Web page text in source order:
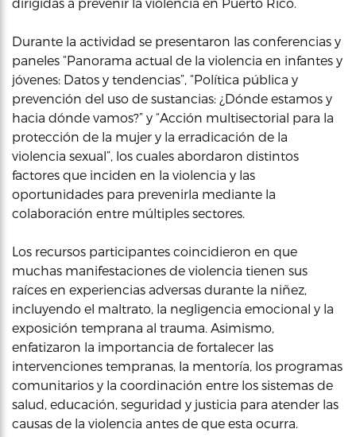
Durante la actividad se presentaron las conferencias y
paneles “Panorama actual de la violencia en infantes y
jóvenes: Datos y tendencias”, “Política pública y
prevención del uso de sustancias: ¿Dónde estamos y
hacia dónde vamos?” y “Acción multisectorial para la
protección de la mujer y la erradicación de la
violencia sexual”, los cuales abordaron distintos
factores que inciden en la violencia y las
oportunidades para prevenirla mediante la
colaboración entre múltiples sectores.
Los recursos participantes coincidieron en que
muchas manifestaciones de violencia tienen sus
raíces en experiencias adversas durante la niñez,
incluyendo el maltrato, la negligencia emocional y la
exposición temprana al trauma. Asimismo,
enfatizaron la importancia de fortalecer las
intervenciones tempranas, la mentoría, los programas
comunitarios y la coordinación entre los sistemas de
salud, educación, seguridad y justicia para atender las
causas de la violencia antes de que esta ocurra.